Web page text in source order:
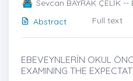
Sevcan BAYRAK ÇELİK --
Abstract
Full text
EBEVEYNLERİN OKUL
EXAMINING THE